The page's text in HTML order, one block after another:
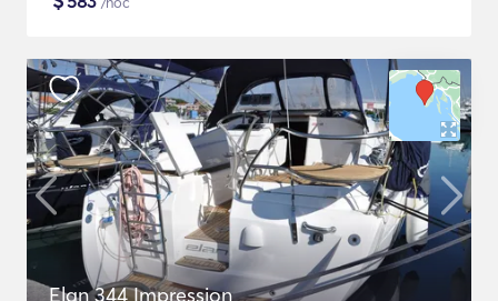
Elan 344 Impression